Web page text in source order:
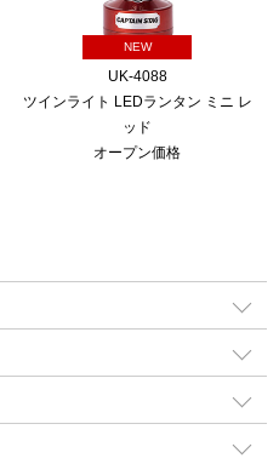
NEW
UK-4088
ツインライト LEDランタン ミニ レ
ッド
オープン価格